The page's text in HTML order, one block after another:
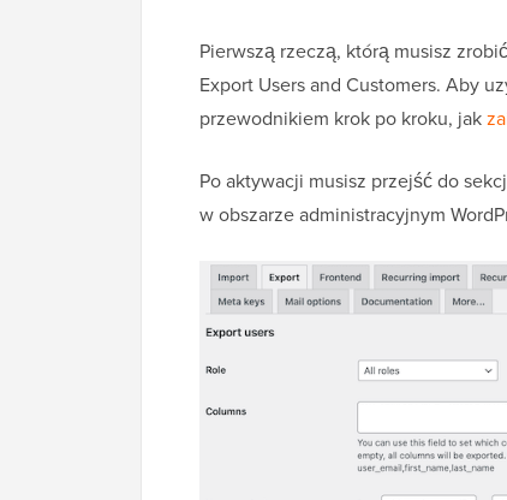
Pierwszą rzeczą, którą musisz
Export Users and Customers. Aby
przewodnikiem krok po kroku, jak
Po aktywacji musisz przejść do
w obszarze administracyjnym